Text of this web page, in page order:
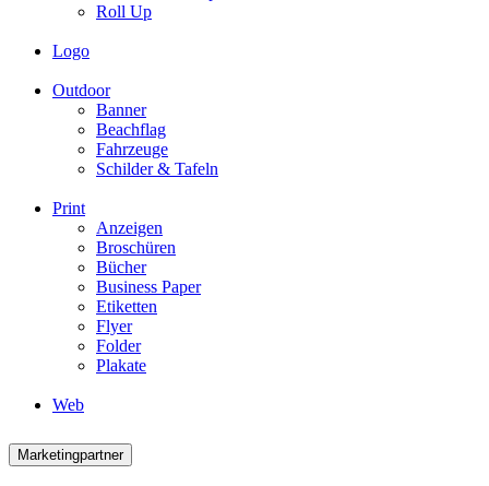
Roll Up
Logo
Outdoor
Banner
Beachflag
Fahrzeuge
Schilder & Tafeln
Print
Anzeigen
Broschüren
Bücher
Business Paper
Etiketten
Flyer
Folder
Plakate
Web
Marketingpartner